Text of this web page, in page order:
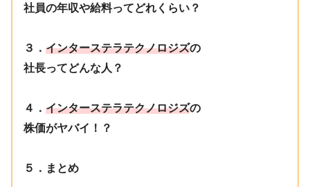
社員の年収や給料ってどれくらい？
３． インターステラテクノロジズの
社長ってどんな人？
４． インターステラテクノロジズの
株価がヤバイ！？
５．まとめ